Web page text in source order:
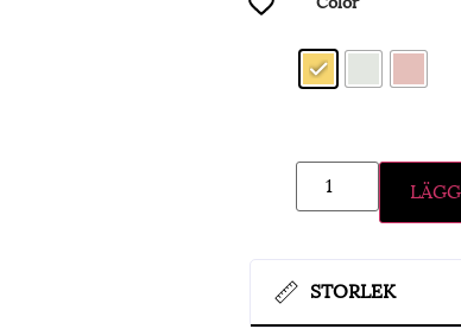
STORLEK